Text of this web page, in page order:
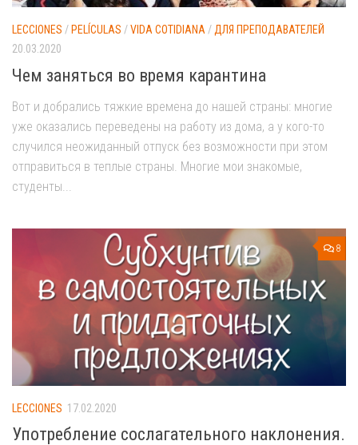
LECCIONES / PELÍCULAS /VIDA COTIDIANA/ДЛЯ ПРЕПОДАВАТЕЛЕЙ
20.03.2020
Чем заняться во время карантина
Вот и добрались тяжкие времена до нашей страны: многие
уже оказались переведены на работу из дома, а у кого-то
случился неожиданный отпуск без возможности при этом
отправиться в теплые страны. Многие мои знакомые,
студенты...
8
LECCIONES 17.02.2020
Употребление сослагательного наклонения.